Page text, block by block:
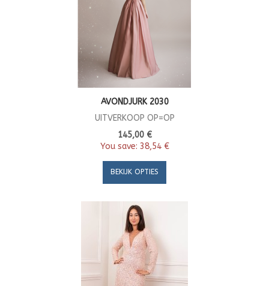
AVONDJURK 2030
UITVERKOOP OP=OP
145,00 €
You save: 38,54 €
BEKIJK OPTIES